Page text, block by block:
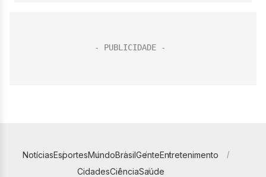
NotíciasEsportesMundoBrasilGenteEntretenimento
CidadesCiênciaSaúde